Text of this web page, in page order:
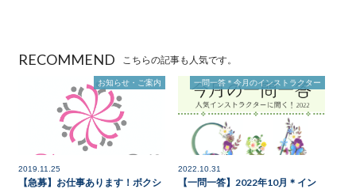
RECOMMEND こちらの記事も人気です。
お知らせ・ご案内
2019.11.25
【急募】お仕事あります！ボクシ
一問一答＊今月のインストラクター
2022.10.31
【一問一答】2022年10月＊イン